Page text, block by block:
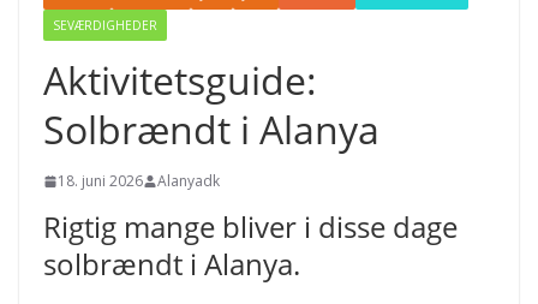
SEVÆRDIGHEDER
Aktivitetsguide:
Solbrændt i Alanya
18. juni 2026 Alanyadk
Rigtig mange bliver i disse dage
solbrændt i Alanya.